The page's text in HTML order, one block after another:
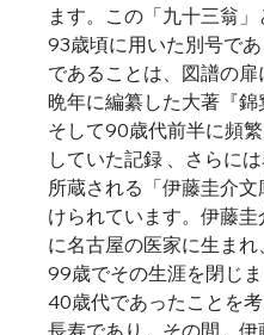
ます。この「九十三翁
93歳頃に用いた別号で
であることは、図譜の
晩年に編纂した大著『錦
そして90歳代前半に頻
していた記録 、さらに
所蔵される「伊藤圭介
けられています。伊藤圭
に名古屋の医家に生ま
99歳でその生涯を閉じ
40歳代であったことを
長寿であり、その間、